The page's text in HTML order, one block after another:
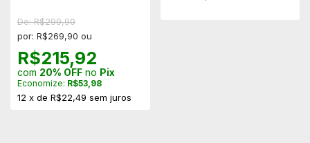
De: R$299,90
por: R$269,90 ou
R$215,92
com 20% OFF no Pix
Economize: R$53,98
12 x de R$22,49 sem juros